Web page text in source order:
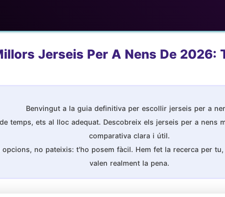
Jerseis Per A Nens De 2026:
Benvingut a la guia definitiva per escollir jerseis per a
temps, ets al lloc adequat. Descobreix els jerseis per a nens
comparativa clara i útil.
no pateixis: t'ho posem fàcil. Hem fet la recerca per
valen realment la pena.